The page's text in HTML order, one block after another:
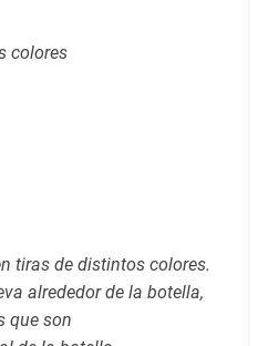
colores
tiras de distintos colores.
alrededor de la botella,
que son